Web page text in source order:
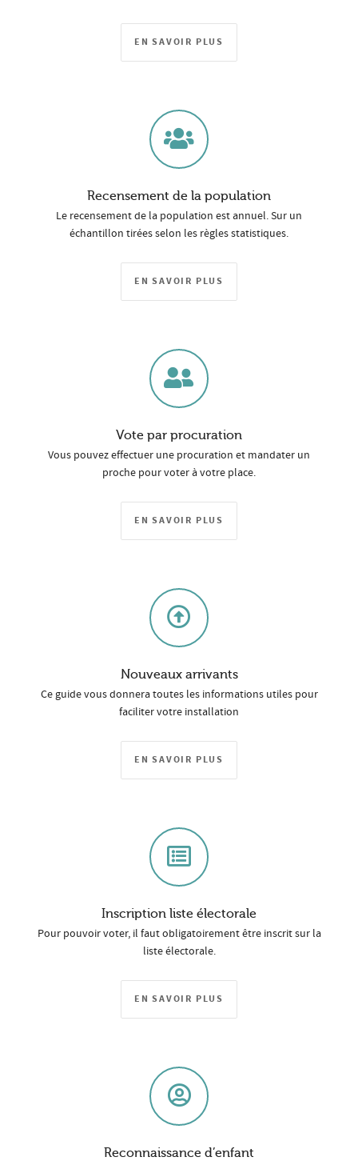
EN SAVOIR PLUS
Recensement de la population
Le recensement de la population est annuel. Sur un
échantillon tirées selon les règles statistiques.
EN SAVOIR PLUS
Vote par procuration
Vous pouvez effectuer une procuration et mandater un
proche pour voter à votre place.
EN SAVOIR PLUS
Nouveaux arrivants
Ce guide vous donnera toutes les informations utiles pour
faciliter votre installation
EN SAVOIR PLUS
Inscription liste électorale
Pour pouvoir voter, il faut obligatoirement être inscrit sur la
liste électorale.
EN SAVOIR PLUS
Reconnaissance d’enfant